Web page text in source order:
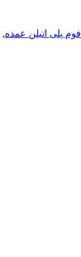
فوم پلی اتیلن عمده,